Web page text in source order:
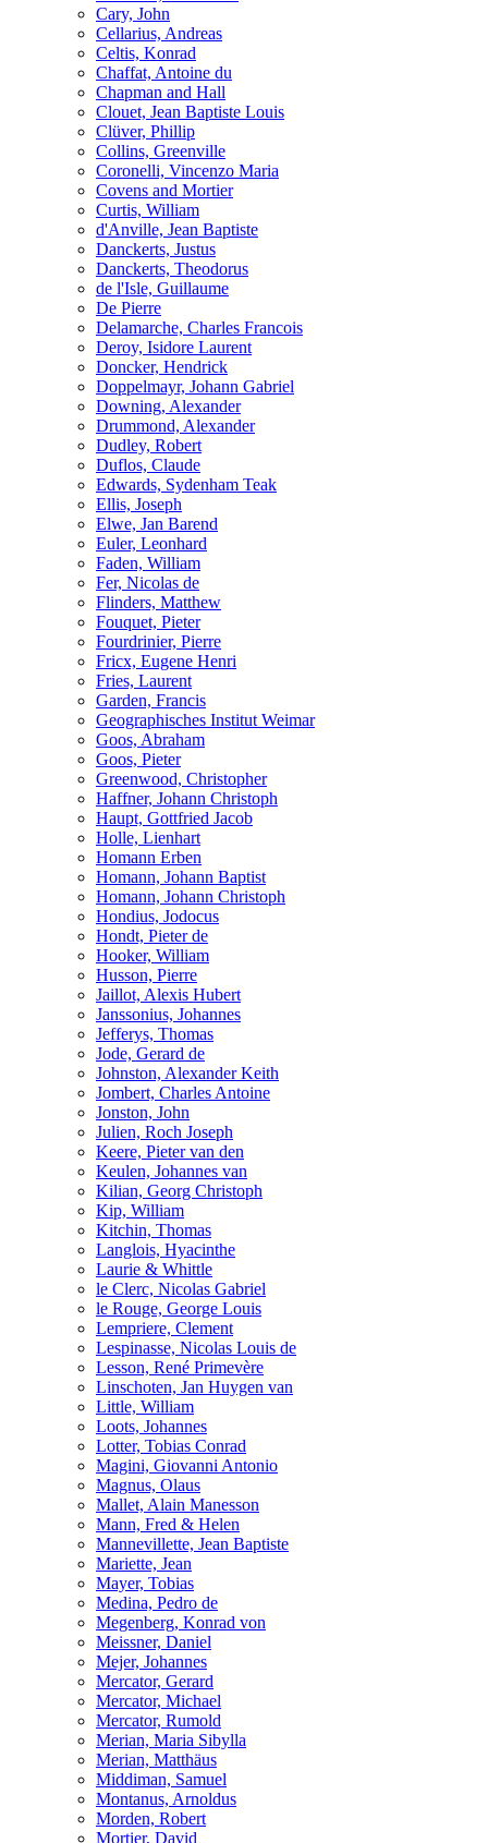
Cary, John
Cellarius, Andreas
Celtis, Konrad
Chaffat, Antoine du
Chapman and Hall
Clouet, Jean Baptiste Louis
Clüver, Phillip
Collins, Greenville
Coronelli, Vincenzo Maria
Covens and Mortier
Curtis, William
d'Anville, Jean Baptiste
Danckerts, Justus
Danckerts, Theodorus
de l'Isle, Guillaume
De Pierre
Delamarche, Charles Francois
Deroy, Isidore Laurent
Doncker, Hendrick
Doppelmayr, Johann Gabriel
Downing, Alexander
Drummond, Alexander
Dudley, Robert
Duflos, Claude
Edwards, Sydenham Teak
Ellis, Joseph
Elwe, Jan Barend
Euler, Leonhard
Faden, William
Fer, Nicolas de
Flinders, Matthew
Fouquet, Pieter
Fourdrinier, Pierre
Fricx, Eugene Henri
Fries, Laurent
Garden, Francis
Geographisches Institut Weimar
Goos, Abraham
Goos, Pieter
Greenwood, Christopher
Haffner, Johann Christoph
Haupt, Gottfried Jacob
Holle, Lienhart
Homann Erben
Homann, Johann Baptist
Homann, Johann Christoph
Hondius, Jodocus
Hondt, Pieter de
Hooker, William
Husson, Pierre
Jaillot, Alexis Hubert
Janssonius, Johannes
Jefferys, Thomas
Jode, Gerard de
Johnston, Alexander Keith
Jombert, Charles Antoine
Jonston, John
Julien, Roch Joseph
Keere, Pieter van den
Keulen, Johannes van
Kilian, Georg Christoph
Kip, William
Kitchin, Thomas
Langlois, Hyacinthe
Laurie & Whittle
le Clerc, Nicolas Gabriel
le Rouge, George Louis
Lempriere, Clement
Lespinasse, Nicolas Louis de
Lesson, René Primevère
Linschoten, Jan Huygen van
Little, William
Loots, Johannes
Lotter, Tobias Conrad
Magini, Giovanni Antonio
Magnus, Olaus
Mallet, Alain Manesson
Mann, Fred & Helen
Mannevillette, Jean Baptiste
Mariette, Jean
Mayer, Tobias
Medina, Pedro de
Megenberg, Konrad von
Meissner, Daniel
Mejer, Johannes
Mercator, Gerard
Mercator, Michael
Mercator, Rumold
Merian, Maria Sibylla
Merian, Matthäus
Middiman, Samuel
Montanus, Arnoldus
Morden, Robert
Mortier, David